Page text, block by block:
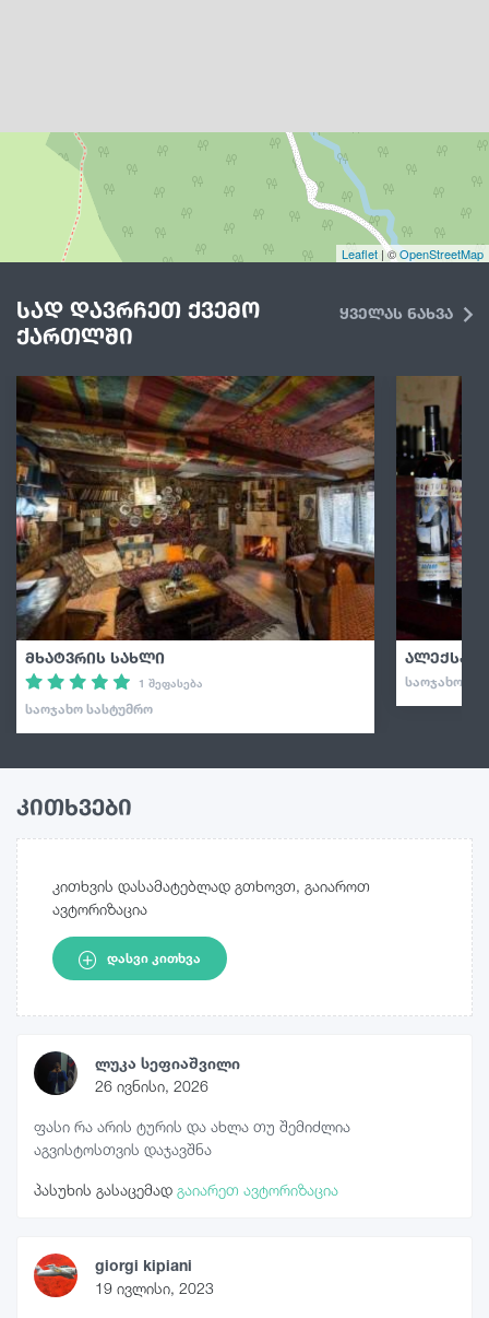
Leaflet | ©OpenStreetMap
სად დავრჩეთ ქვემო
ქართლში
ყველას ნახვა
მხატვრის სახლი
1 შეფასება
ᲡᲐᲝᲯᲐᲮᲝ ᲡᲐᲡᲢᲣᲛᲠᲝ
ᲡᲐᲝᲯᲐᲮᲝ
კითხვები
კითხვის დასამატებლად გთხოვთ, გაიაროთ
ავტორიზაცია
ᲓᲐᲡᲕᲘ ᲙᲘᲗᲮᲕᲐ
ლუკა სეფიაშვილი
26 ივნისი, 2026
ფასი რა არის ტურის და ახლა თუ შემიძლია
აგვისტოსთვის დაჯავშნა
პასუხის გასაცემად გაიარეთ ავტორიზაცია
giorgi kipiani
19 ივლისი, 2023